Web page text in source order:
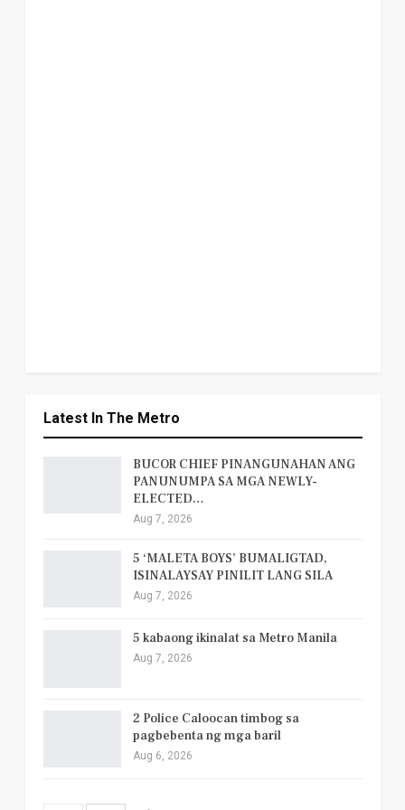
Latest In The Metro
BUCOR CHIEF PINANGUNAHAN ANG
PANUNUMPA SA MGA NEWLY-
ELECTED…
Aug 7, 2026
5 ‘MALETA BOYS’ BUMALIGTAD,
ISINALAYSAY PINILIT LANG SILA
Aug 7, 2026
5 kabaong ikinalat sa Metro Manila
Aug 7, 2026
2 Police Caloocan timbog sa
pagbebenta ng mga baril
Aug 6, 2026